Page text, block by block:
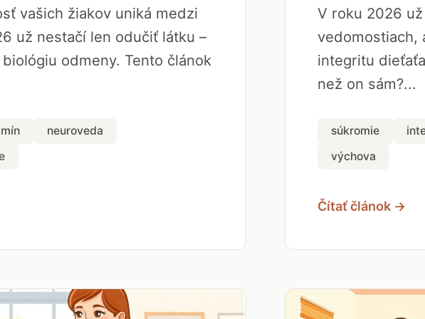
vašich žiakov uniká medzi
už nestačí len odučiť látku –
odmeny. Tento článok
neuroveda
V roku 2026
vedomostiach,
integritu
než on sám?...
súkromie
výchova
Čítať článok →